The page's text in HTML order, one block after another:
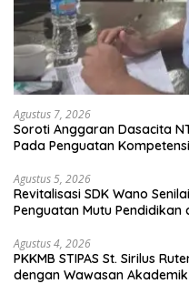
Agustus 7, 2026
Soroti Anggaran Dasacita
Pada Penguatan
Agustus 5, 2026
Revitalisasi SDK Wano
Penguatan Mutu
Agustus 4, 2026
PKKMB STIPAS St. Sirilus
dengan Wawasan